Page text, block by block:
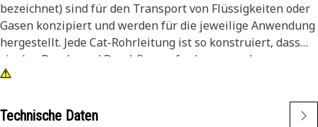
bezeichnet) sind für den Transport von Flüssigkeiten oder
Gasen konzipiert und werden für die jeweilige Anwendung
hergestellt. Jede Cat-Rohrleitung ist so konstruiert, dass
sie den Druck- und Durchflussanforderungen der
jeweiligen Anwendung standhält.
Technische Daten